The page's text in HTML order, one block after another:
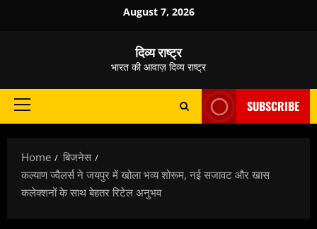
August 7, 2026
दिव्य राष्ट्र
भारत की आवाज़ दिव्य राष्ट्र
Primary
SUBSCRIBE
Home
बिजनेस
कल्याण ज्वैलर्स ने जयपुर में खोला भव्य शोरूम, नई सजावट और खास
कलेक्शनों के साथ बेहतर रिटेल अनुभव